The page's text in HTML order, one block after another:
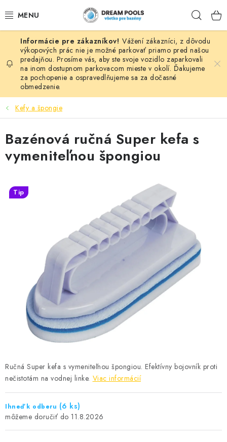
na
BAZÉNY
VÍRIVKY
ASEKO PRÍSLUŠENSTVO
NÁHRADNÉ DIELY
VÝPREDAJ
Vážení zákazníci, z dôvodu
výkopových prác nie je možné parkovať priamo pred našou
predajňou. Prosíme vás, aby ste svoje vozidlo zaparkovali
na inom dostupnom parkovacom mieste v okolí. Ďakujeme
za pochopenie a ospravedlňujeme sa za dočasné
obmedzenie.
Kefy a špongie
Ručná Super kefa s vymeniteľnou špongiou. Efektívny bojovník proti
nečistotám na vodnej linke. Viac informácií
Ihneď k odberu (6 ks)
11.8.2026
Bazénová ručná Super kefa s
vymeniteľnou špongiou
Tip